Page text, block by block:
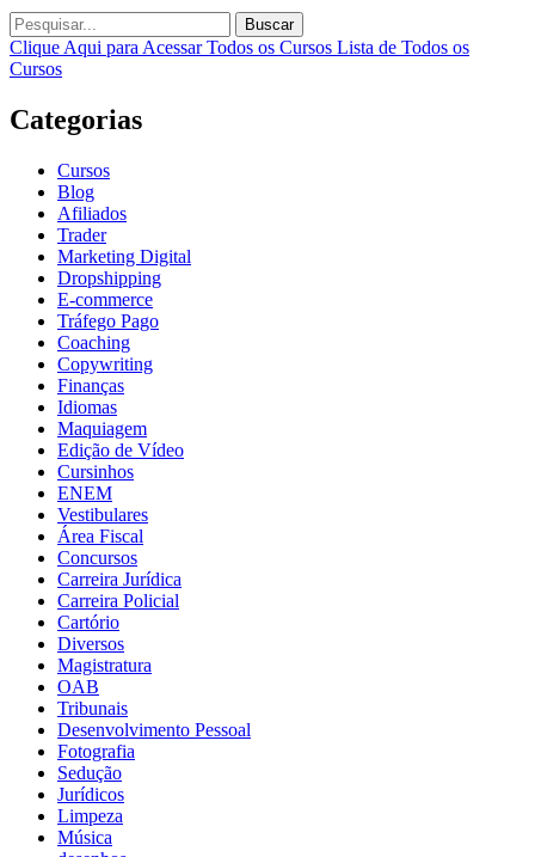
Buscar
Clique Aqui para Acessar Todos os Cursos Lista de Todos os
Cursos
Categorias
Cursos
Blog
Afiliados
Trader
Marketing Digital
Dropshipping
E-commerce
Tráfego Pago
Coaching
Copywriting
Finanças
Idiomas
Maquiagem
Edição de Vídeo
Cursinhos
ENEM
Vestibulares
Área Fiscal
Concursos
Carreira Jurídica
Carreira Policial
Cartório
Diversos
Magistratura
OAB
Tribunais
Desenvolvimento Pessoal
Fotografia
Sedução
Jurídicos
Limpeza
Música